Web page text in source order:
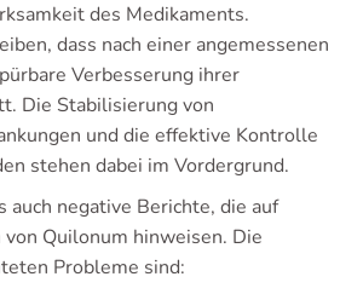
des Medikaments.
dass nach einer angemessenen
Verbesserung ihrer
Die Stabilisierung von
und die effektive Kontrolle
stehen dabei im Vordergrund.
negative Berichte, die auf
Quilonum hinweisen. Die
Probleme sind: